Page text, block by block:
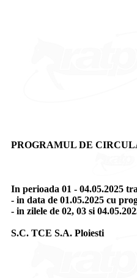
PROGRAMUL DE
In perioada 01 - 04.05.2025
- in data de 01.05.2025 cu
- in zilele de 02, 03 si
S.C. TCE S.A. Ploiesti